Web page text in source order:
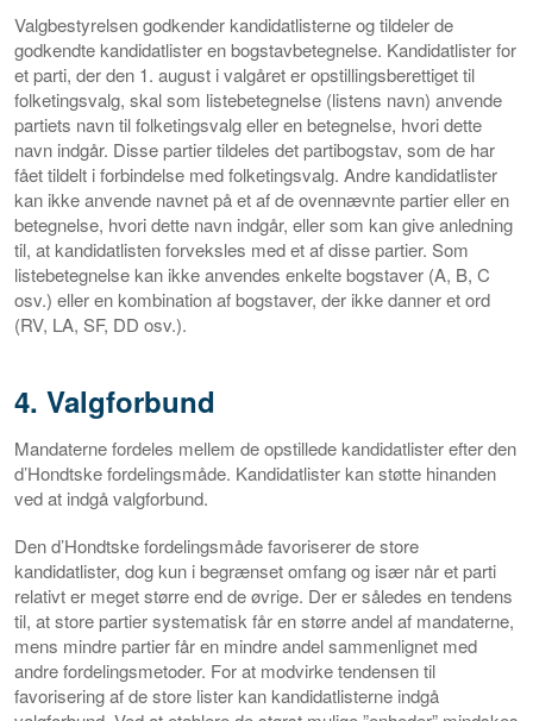
Valgbestyrelsen godkender kandidatlisterne og tildeler de
godkendte kandidatlister en bogstavbetegnelse. Kandidatlister for
et parti, der den 1. august i valgåret er opstillingsberettiget til
folketingsvalg, skal som listebetegnelse (listens navn) anvende
partiets navn til folketingsvalg eller en betegnelse, hvori dette
navn indgår. Disse partier tildeles det partibogstav, som de har
fået tildelt i forbindelse med folketingsvalg. Andre kandidatlister
kan ikke anvende navnet på et af de ovennævnte partier eller en
betegnelse, hvori dette navn indgår, eller som kan give anledning
til, at kandidatlisten forveksles med et af disse partier. Som
listebetegnelse kan ikke anvendes enkelte bogstaver (A, B, C
osv.) eller en kombination af bogstaver, der ikke danner et ord
(RV, LA, SF, DD osv.).
4. Valgforbund
Mandaterne fordeles mellem de opstillede kandidatlister efter den
d’Hondtske fordelingsmåde. Kandidatlister kan støtte hinanden
ved at indgå valgforbund.
Den d’Hondtske fordelingsmåde favoriserer de store
kandidatlister, dog kun i begrænset omfang og især når et parti
relativt er meget større end de øvrige. Der er således en tendens
til, at store partier systematisk får en større andel af mandaterne,
mens mindre partier får en mindre andel sammenlignet med
andre fordelingsmetoder. For at modvirke tendensen til
favorisering af de store lister kan kandidatlisterne indgå